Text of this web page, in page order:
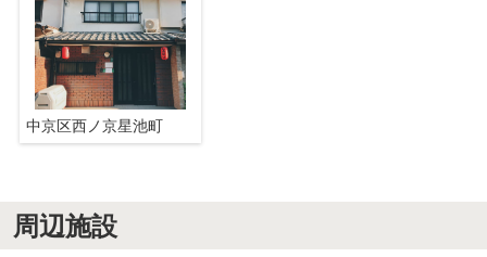
中京区西ノ京星池町
周辺施設